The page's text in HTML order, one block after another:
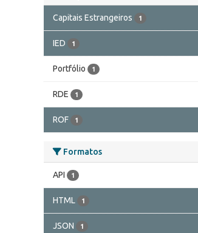
Capitais Estrangeiros 1
IED 1
Portfólio 1
RDE 1
ROF 1
Formatos
API 1
HTML 1
JSON 1